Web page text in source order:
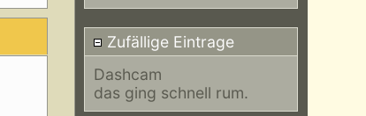
Zufällige Eintrage
Dashcam
das ging schnell rum.